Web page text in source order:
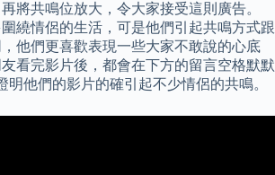
將共鳴位放大，令大家接受這則廣告。
繞情侶的生活，可是他們引起共鳴方式跟
他們更喜歡表現一些大家不敢說的心底
看完影片後，都會在下方的留言空格默默
明他們的影片的確引起不少情侶的共鳴。